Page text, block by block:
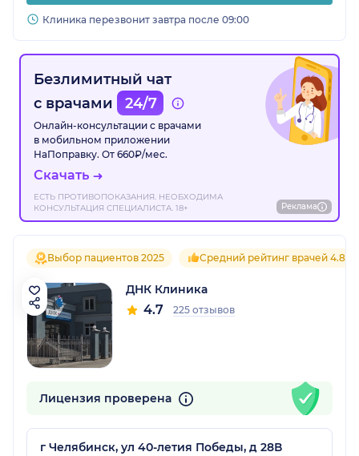
Клиника перезвонит завтра после 09:00
Безлимитный чат
с врачами
24/7
Онлайн-консультации с врачами
в мобильном приложении
НаПоправку. От 660₽/мес.
Скачать
ЕСТЬ ПРОТИВОПОКАЗАНИЯ. НЕОБХОДИМА
КОНСУЛЬТАЦИЯ СПЕЦИАЛИСТА. 18+
Реклама
Выбор пациентов 2025 Средний рейтинг врачей 4.8
ДНК Клиника
4.7 225 отзывов
Лицензия проверена
г Челябинск, ул 40-летия Победы, д 28В